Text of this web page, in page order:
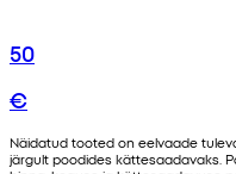
50
€
Näidatud tooted on eelvaade
järgult poodides kättesaadavaks.